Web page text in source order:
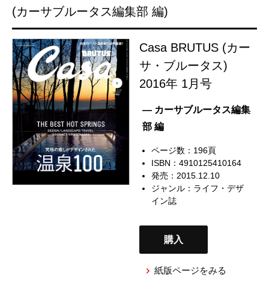
(カーサブルータス編集部 編)
Casa BRUTUS (カー
サ・ブルータス)
2016年 1月号
— カーサブルータス編集
部 編
ページ数：196頁
ISBN：4910125410164
発売：2015.12.10
ジャンル： ライフ・デザ
イン誌
購入
紙版ページをみる